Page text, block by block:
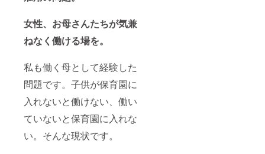
女性、お母さんたちが気兼
ねなく働ける場を。
私も働く母として経験した
問題です。子供が保育園に
入れないと働けない、働い
ていないと保育園に入れな
い。そんな現状です。